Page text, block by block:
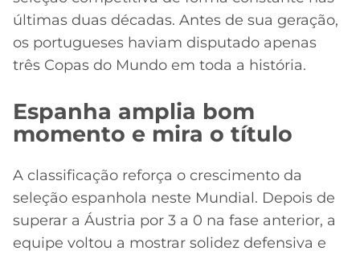
últimas duas décadas. Antes de sua geração,
os portugueses haviam disputado apenas
três Copas do Mundo em toda a história.
Espanha amplia bom
momento e mira o título
A classificação reforça o crescimento da
seleção espanhola neste Mundial. Depois de
superar a Áustria por 3 a 0 na fase anterior, a
equipe voltou a mostrar solidez defensiva e